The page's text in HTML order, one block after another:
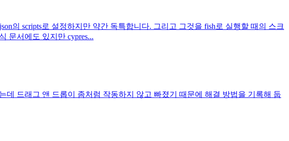
의 scripts로 설정하지만 약간 독특합니다. 그리고 그것을 fish로 실행할 때의 스크
문서에도 있지만 cypres...
데 드래그 앤 드롭이 좀처럼 작동하지 않고 빠졌기 때문에 해결 방법을 기록해 둡